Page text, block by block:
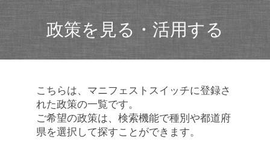
政策を見る・活用する
こちらは、マニフェストスイッチに登録さ
れた政策の一覧です。
ご希望の政策は、検索機能で種別や都道府
県を選択して探すことができます。